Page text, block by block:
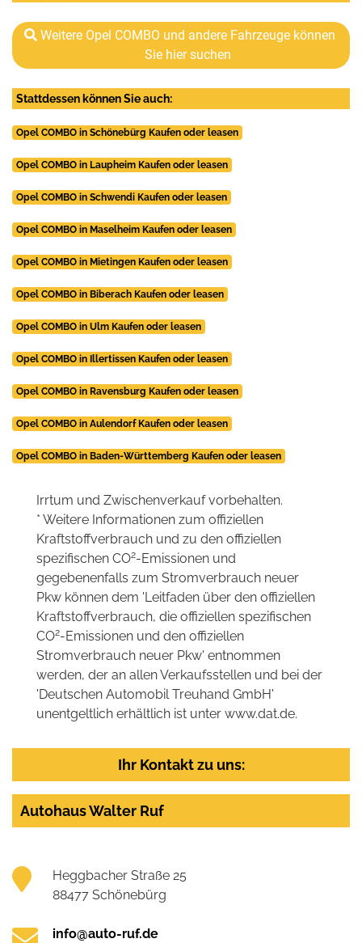
Weitere Opel COMBO und andere Fahrzeuge können
Sie hier suchen
Stattdessen können Sie auch:
Opel COMBO in Schönebürg Kaufen oder leasen
Opel COMBO in Laupheim Kaufen oder leasen
Opel COMBO in Schwendi Kaufen oder leasen
Opel COMBO in Maselheim Kaufen oder leasen
Opel COMBO in Mietingen Kaufen oder leasen
Opel COMBO in Biberach Kaufen oder leasen
Opel COMBO in Ulm Kaufen oder leasen
Opel COMBO in Illertissen Kaufen oder leasen
Opel COMBO in Ravensburg Kaufen oder leasen
Opel COMBO in Aulendorf Kaufen oder leasen
Opel COMBO in Baden-Württemberg Kaufen oder leasen
Irrtum und Zwischenverkauf vorbehalten.
* Weitere Informationen zum offiziellen
Kraftstoffverbrauch und zu den offiziellen
spezifischen CO2-Emissionen und
gegebenenfalls zum Stromverbrauch neuer
Pkw können dem 'Leitfaden über den offiziellen
Kraftstoffverbrauch, die offiziellen spezifischen
CO2-Emissionen und den offiziellen
Stromverbrauch neuer Pkw' entnommen
werden, der an allen Verkaufsstellen und bei der
'Deutschen Automobil Treuhand GmbH'
unentgeltlich erhältlich ist unter www.dat.de.
Ihr Kontakt zu uns:
Autohaus Walter Ruf
Heggbacher Straße 25
88477 Schönebürg
info@auto-ruf.de